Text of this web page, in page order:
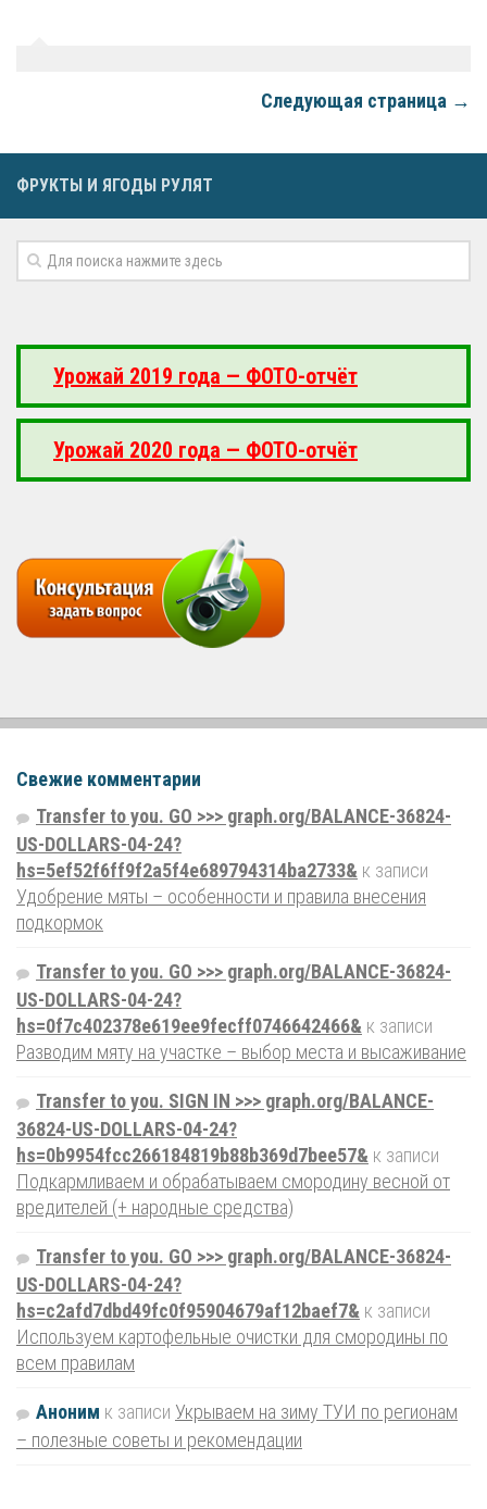
Следующая страница →
ФРУКТЫ И ЯГОДЫ РУЛЯТ
Урожай 2019 года — ФОТО-отчёт
Урожай 2020 года — ФОТО-отчёт
Свежие комментарии
Transfer to you. GO >>> graph.org/BALANCE-36824-
US-DOLLARS-04-24?
hs=5ef52f6ff9f2a5f4e689794314ba2733& к записи
Удобрение мяты – особенности и правила внесения
подкормок
Transfer to you. GO >>> graph.org/BALANCE-36824-
US-DOLLARS-04-24?
hs=0f7c402378e619ee9fecff0746642466& к записи
Разводим мяту на участке – выбор места и высаживание
Transfer to you. SIGN IN >>> graph.org/BALANCE-
36824-US-DOLLARS-04-24?
hs=0b9954fcc266184819b88b369d7bee57& к записи
Подкармливаем и обрабатываем смородину весной от
вредителей (+ народные средства)
Transfer to you. GO >>> graph.org/BALANCE-36824-
US-DOLLARS-04-24?
hs=c2afd7dbd49fc0f95904679af12baef7& к записи
Используем картофельные очистки для смородины по
всем правилам
Аноним к записи Укрываем на зиму ТУИ по регионам
– полезные советы и рекомендации